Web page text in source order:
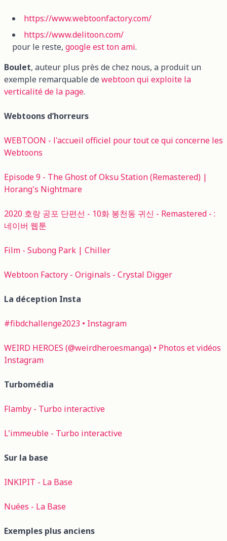
https://www.webtoonfactory.com/
https://www.delitoon.com/
pour le reste, google est ton ami.
Boulet, auteur plus près de chez nous, a produit un
exemple remarquable dewebtoon qui exploite la
verticalité de la page.
Webtoons d’horreurs
WEBTOON - l'accueil officiel pour tout ce qui concerne les
Webtoons
Episode 9 - The Ghost of Oksu Station (Remastered) |
Horang's Nightmare
2020 호랑 공포 단편선 - 10화 봉천동 귀신 - Remastered - :
네이버 웹툰
Film - Subong Park | Chiller
Webtoon Factory - Originals - Crystal Digger
La déception Insta
#fibdchallenge2023 • Instagram
WEIRD HEROES (@weirdheroesmanga) • Photos et vidéos
Instagram
Turbomédia
Flamby - Turbo interactive
L'immeuble - Turbo interactive
Sur la base
INKIPIT - La Base
Nuées - La Base
Exemples plus anciens